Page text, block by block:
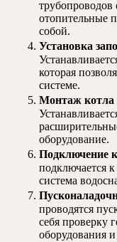
отопительные
собой.
Установка
которая
системе.
Монтаж котла
оборудование.
Подключение
подключается
система
проводятся
себя проверку
оборудования